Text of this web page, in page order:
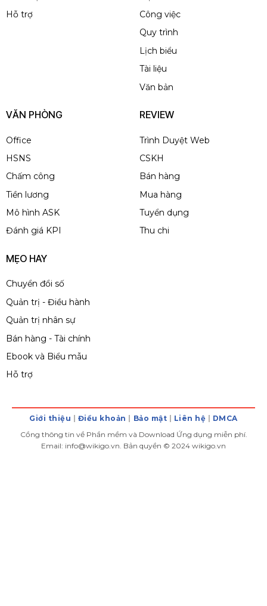
Hỗ trợ
Công việc
Quy trình
Lịch biểu
Tài liệu
Văn bản
VĂN PHÒNG
Office
HSNS
Chấm công
Tiền lương
Mô hình ASK
Đánh giá KPI
REVIEW
Trình Duyệt Web
CSKH
Bán hàng
Mua hàng
Tuyển dụng
Thu chi
MẸO HAY
Chuyển đổi số
Quản trị - Điều hành
Quản trị nhân sự
Bán hàng - Tài chính
Ebook và Biểu mẫu
Hỗ trợ
Giới thiệu Điều khoản Bảo mật Liên hệ
DMCA
Cồng thông tin về Phần mềm và Download Ứng dụng miễn phí.
Email: info@wikigo.vn. Bản quyền © 2024 wikigo.vn